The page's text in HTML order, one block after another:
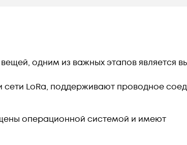
одним из важных этапов является
LoRa, поддерживают проводное
операционной системой и имеют